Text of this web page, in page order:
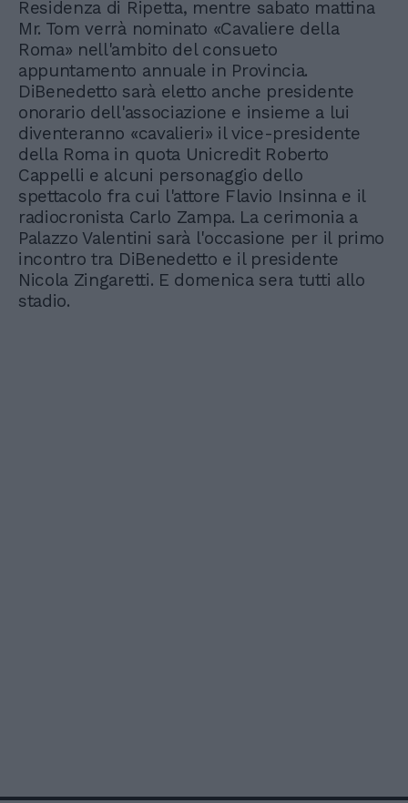
Residenza di Ripetta, mentre sabato mattina
Mr. Tom verrà nominato «Cavaliere della
Roma» nell'ambito del consueto
appuntamento annuale in Provincia.
DiBenedetto sarà eletto anche presidente
onorario dell'associazione e insieme a lui
diventeranno «cavalieri» il vice-presidente
della Roma in quota Unicredit Roberto
Cappelli e alcuni personaggio dello
spettacolo fra cui l'attore Flavio Insinna e il
radiocronista Carlo Zampa. La cerimonia a
Palazzo Valentini sarà l'occasione per il primo
incontro tra DiBenedetto e il presidente
Nicola Zingaretti. E domenica sera tutti allo
stadio.